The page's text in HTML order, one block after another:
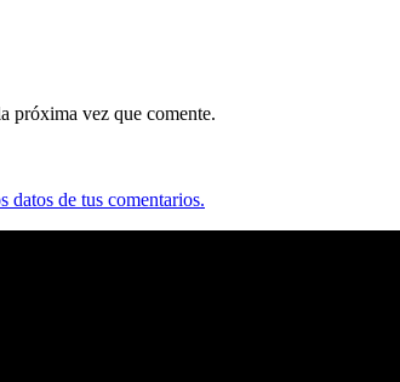
próxima vez que comente.
datos de tus comentarios.